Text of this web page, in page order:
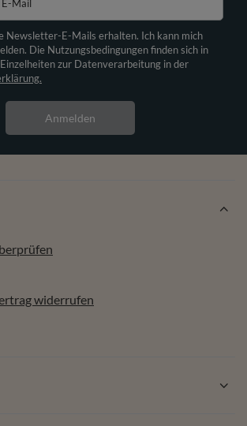
E-Mail
Newsletter-E-Mails erhalten. Ich kann mich
Die Nutzungsbedingungen finden sich in
zur Datenverarbeitung in der
Anmelden
widerrufen